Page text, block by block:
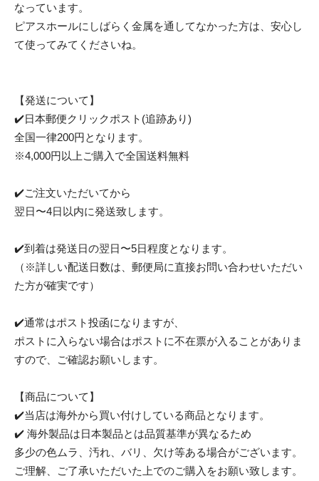
なっています。
ピアスホールにしばらく金属を通してなかった方は、安心し
て使ってみてくださいね。
【発送について】
✔️日本郵便クリックポスト(追跡あり)
全国一律200円となります。
※4,000円以上ご購入で全国送料無料
✔️ご注文いただいてから
翌日〜4日以内に発送致します。
✔️到着は発送日の翌日〜5日程度となります。
（※詳しい配送日数は、郵便局に直接お問い合わせいただい
た方が確実です）
✔️通常はポスト投函になりますが、
ポストに入らない場合はポストに不在票が入ることがありま
すので、ご確認お願いします。
【商品について】
✔️当店は海外から買い付けしている商品となります。
✔️ 海外製品は日本製品とは品質基準が異なるため
多少の色ムラ、汚れ、バリ、欠け等ある場合がございます。
ご理解、ご了承いただいた上でのご購入をお願い致します。